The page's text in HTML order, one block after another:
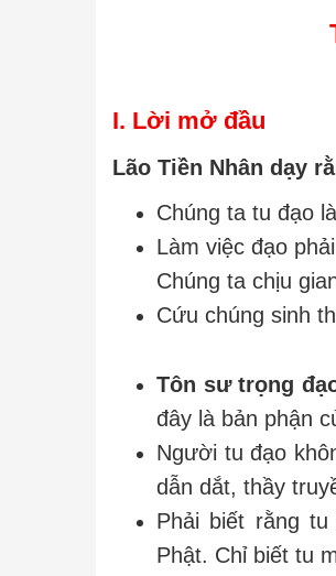
I. Lời mở đầu
Lão Tiền Nhân dạy
Chúng ta tu đạo
Làm việc đạo
Chúng ta chịu
Cứu chúng sinh
Tôn sư trọng
đây là bản phận
Người tu đạo
dẫn dắt, thầy
Phải biết rằng
Phật. Chỉ biết tu